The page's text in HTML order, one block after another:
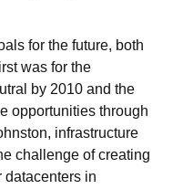
for the future, both
was for the
by 2010 and the
opportunities through
infrastructure
challenge of creating
datacenters in